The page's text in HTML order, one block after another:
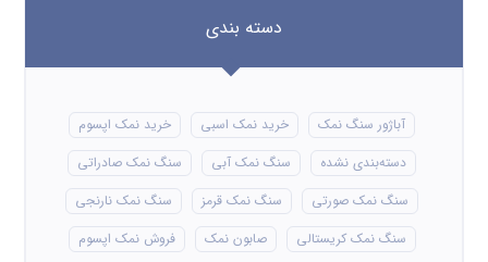
دسته بندی
آباژور سنگ نمک خرید نمک اسبی
خرید نمک اپسوم
دسته‌بندی نشده
سنگ نمک آبی
سنگ نمک صادراتی
سنگ نمک صورتی
سنگ نمک قرمز
سنگ نمک نارنجی
سنگ نمک کریستالی
صابون نمک
فروش نمک اپسوم